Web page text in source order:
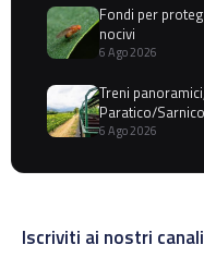
Fondi per
nocivi
6 Ago 2026
Treni
Paratico/Sarnico
6 Ago 2026
Iscriviti ai nostri canali